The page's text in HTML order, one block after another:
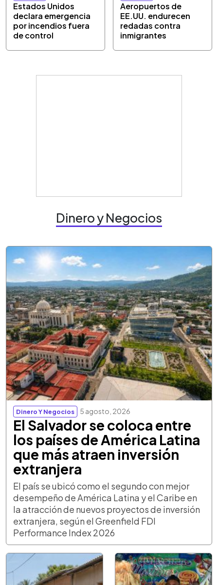
Estados Unidos
declara emergencia
por incendios fuera
de control
Aeropuertos de
EE.UU. endurecen
redadas contra
inmigrantes
Dinero y Negocios
Dinero Y Negocios 5 agosto, 2026
El Salvador se coloca entre
los países de América Latina
que más atraen inversión
extranjera
El país se ubicó como el segundo con mejor
desempeño de América Latina y el Caribe en
la atracción de nuevos proyectos de inversión
extranjera, según el Greenfield FDI
Performance Index 2026